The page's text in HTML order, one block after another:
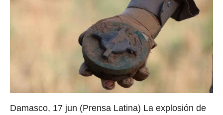
Damasco, 17 jun (Prensa Latina) La explosión de